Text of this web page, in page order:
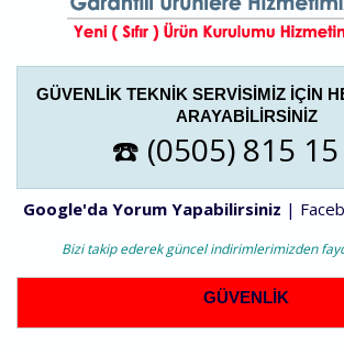
GÜVENLIK TEKNIK SERVISIMIZ IÇIN
ARAYABILIRSINIZ
☎️ (0505) 815 15
Google'da Yorum Yapabilirsiniz |
Bizi takip ederek güncel indirimlerimizden
GÜVENLIK